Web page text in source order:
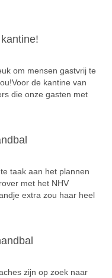
om mensen gastvrij te
de kantine van
die onze gasten met
taak aan het plannen
met het NHV
extra zou haar heel
zijn op zoek naar